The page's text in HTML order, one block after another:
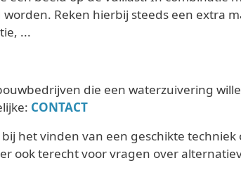
Reken hierbij steeds een extra
...
die een waterzuivering
CONTACT
het vinden van een geschikte
ook terecht voor vragen over